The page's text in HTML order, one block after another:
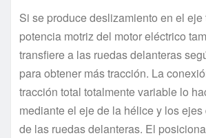
Si se produce deslizamiento en el eje
potencia motriz del motor eléctrico
transfiere a las ruedas delanteras
para obtener más tracción. La
tracción total totalmente variable lo
mediante el eje de la hélice y los
de las ruedas delanteras. El